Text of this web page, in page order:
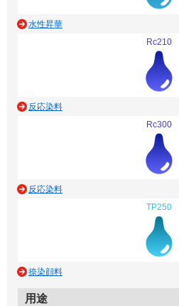
水性昇華
Rc210
反応染料
Rc300
反応染料
TP250
捺染顔料
用途